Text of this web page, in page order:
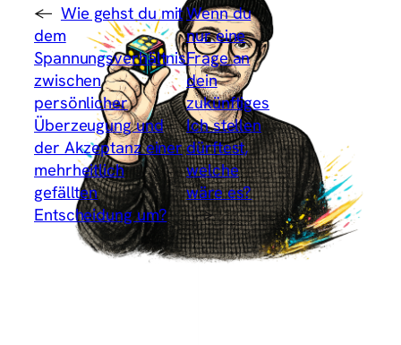
← Wie gehst du mit
dem
Spannungsverhältnis
zwischen
persönlicher
Überzeugung und
der Akzeptanz einer
mehrheitlich
gefällten
Entscheidung um?
Wenn du
nur eine
Frage an
dein
zukünftiges
Ich stellen
dürftest,
welche
wäre es?
→